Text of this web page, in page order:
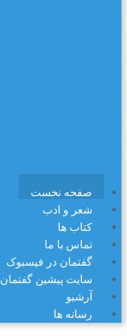
صفحه نخست
شعر و ادب
کتاب ها
تماس با ما
گفتمان در فیسبوک
سایت پیشین گفتمان
آرشیو
رسانه ها